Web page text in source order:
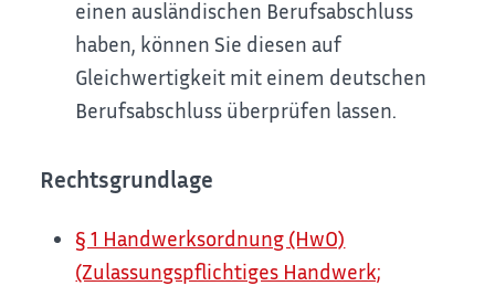
einen ausländischen Berufsabschluss
haben, können Sie diesen auf
Gleichwertigkeit mit einem deutschen
Berufsabschluss überprüfen lassen.
Rechtsgrundlage
§ 1 Handwerksordnung (HwO)
(Zulassungspflichtiges Handwerk;